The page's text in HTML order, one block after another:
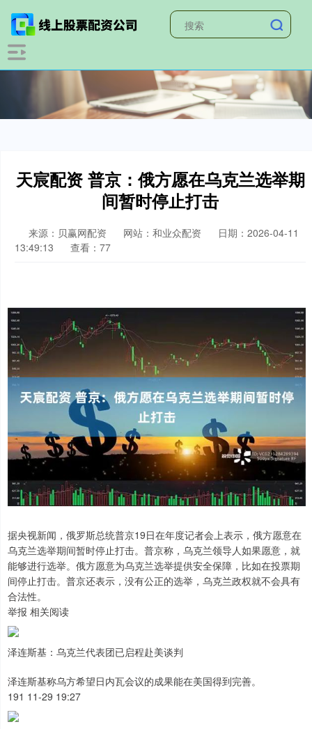
天宸配资 普京：俄方愿在乌克兰选举期
间暂时停止打击
来源：贝赢网配资 网站：和业众配资
日期：2026-04-11
13:49:13
查看：77
据央视新闻，俄罗斯总统普京19日在年度记者会上表示，俄方愿意在
乌克兰选举期间暂时停止打击。普京称，乌克兰领导人如果愿意，就
能够进行选举。俄方愿意为乌克兰选举提供安全保障，比如在投票期
间停止打击。普京还表示，没有公正的选举，乌克兰政权就不会具有
合法性。
举报 相关阅读
泽连斯基：乌克兰代表团已启程赴美谈判
泽连斯基称乌方希望日内瓦会议的成果能在美国得到完善。
191 11-29 19:27